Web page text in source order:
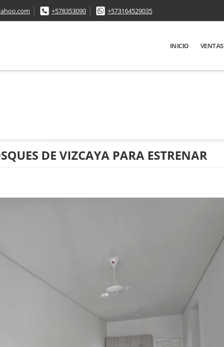
+578353090 +573164529035
INICIO VENTAS
DE VIZCAYA PARA ESTRENAR